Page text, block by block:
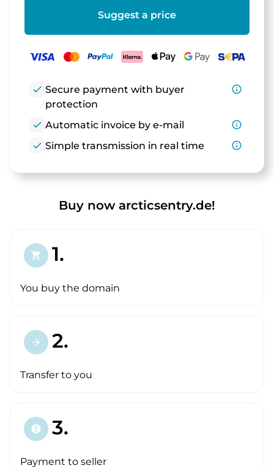
Suggest a price
check Secure payment with buyer
protection
info_outline
check Automatic invoice by e-mail
info_outline
check Simple transmission in real time info_outline
Buy now arcticsentry.de!
shopping_cart 1.
You buy the domain
arrow_forward 2.
Transfer to you
paid 3.
Payment to seller